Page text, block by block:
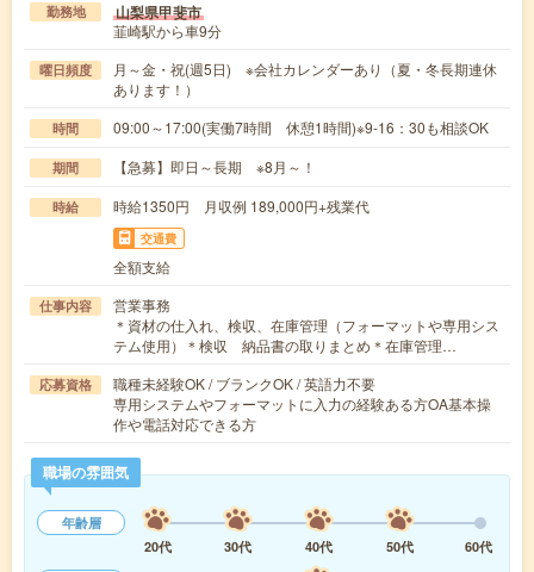
勤務地 山梨県甲斐市
韮崎駅から車9分
曜日頻度
月～金・祝(週5日) ※会社カレンダーあり（夏・冬長期連休
あります！）
時間 09:00～17:00(実働7時間 休憩1時間)※9-16：30も相談OK
期間 【急募】即日～長期 ※8月～！
時給 時給1350円 月収例 189,000円+残業代
交通費
全額支給
仕事内容
営業事務
＊資材の仕入れ、検収、在庫管理（フォーマットや専用シス
テム使用）＊検収 納品書の取りまとめ＊在庫管理…
応募資格
職種未経験OK / ブランクOK / 英語力不要
専用システムやフォーマットに入力の経験ある方OA基本操
作や電話対応できる方
職場の雰囲気
年齢層
20代
30代 40代 50代
60代